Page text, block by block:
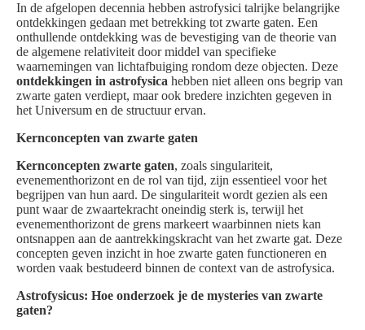
In de afgelopen decennia hebben astrofysici talrijke belangrijke
ontdekkingen gedaan met betrekking tot zwarte gaten. Een
onthullende ontdekking was de bevestiging van de theorie van
de algemene relativiteit door middel van specifieke
waarnemingen van lichtafbuiging rondom deze objecten. Deze
ontdekkingen in astrofysica hebben niet alleen ons begrip van
zwarte gaten verdiept, maar ook bredere inzichten gegeven in
het Universum en de structuur ervan.
Kernconcepten van zwarte gaten
Kernconcepten zwarte gaten, zoals singulariteit,
evenementhorizont en de rol van tijd, zijn essentieel voor het
begrijpen van hun aard. De singulariteit wordt gezien als een
punt waar de zwaartekracht oneindig sterk is, terwijl het
evenementhorizont de grens markeert waarbinnen niets kan
ontsnappen aan de aantrekkingskracht van het zwarte gat. Deze
concepten geven inzicht in hoe zwarte gaten functioneren en
worden vaak bestudeerd binnen de context van de astrofysica.
Astrofysicus: Hoe onderzoek je de mysteries van zwarte
gaten?